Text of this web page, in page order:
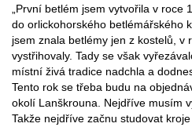
„První betlém jsem vytvořila v roce
do orlickohorského betlémářského
jsem znala betlémy jen z kostelů, v
vystřihovaly. Tady se však
místní živá tradice nadchla a
Tento rok se třeba budu na
okolí Lanškrouna. Nejdříve musím
Takže nejdříve začnu studovat